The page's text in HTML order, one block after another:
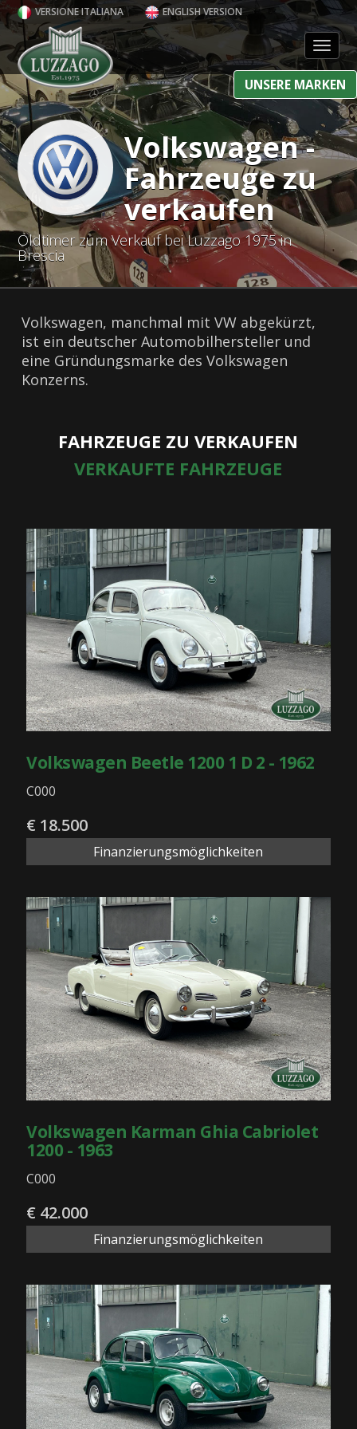
VERSIONE ITALIANA ENGLISH VERSION
UNSERE MARKEN
Volkswagen -
Fahrzeuge zu
verkaufen
Oldtimer zum Verkauf bei Luzzago 1975 in
Brescia
Volkswagen, manchmal mit VW abgekürzt,
ist ein deutscher Automobilhersteller und
eine Gründungsmarke des Volkswagen
Konzerns.
FAHRZEUGE ZU VERKAUFEN
VERKAUFTE FAHRZEUGE
Volkswagen Beetle 1200 1 D 2 - 1962
C000
€ 18.500
Finanzierungsmöglichkeiten
Volkswagen Karman Ghia Cabriolet
1200 - 1963
C000
€ 42.000
Finanzierungsmöglichkeiten